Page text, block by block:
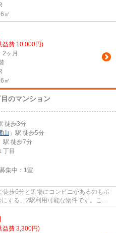
㎡
益費 10,000円)
2ヶ月
㎡
のマンション
徒歩3分
山 」駅 徒歩5分
駅 徒歩7分
丁目
集中： 1室
歩6分と近場にコンビニがあるのもポ
する、2駅利用可能な物件です。こち
益費 3,300円)